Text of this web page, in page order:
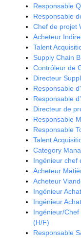
Responsable
Responsable
Chef de projet
Acheteur
Talent
Supply Chain
Contrôleur de
Directeur
Responsable
Responsable
Directeur de
Responsable
Responsable
Talent
Category
Ingénieur chef
Acheteur
Acheteur
Ingénieur
Ingénieur
Ingénieur/
(H/F)
Responsable